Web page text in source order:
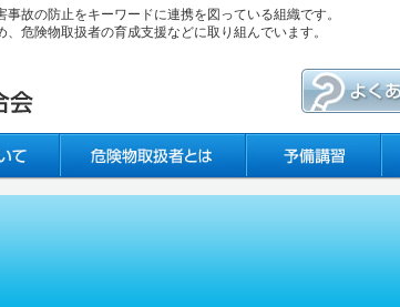
故の防止をキーワードに連携を図っている組織です。
危険物取扱者の育成支援などに取り組んでいます。